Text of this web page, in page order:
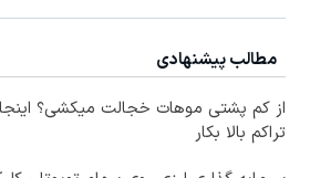
مطالب پیشنهادی
از کم پشتی موهات خجالت میکشی؟ اینجا
تراکم بالا بکار